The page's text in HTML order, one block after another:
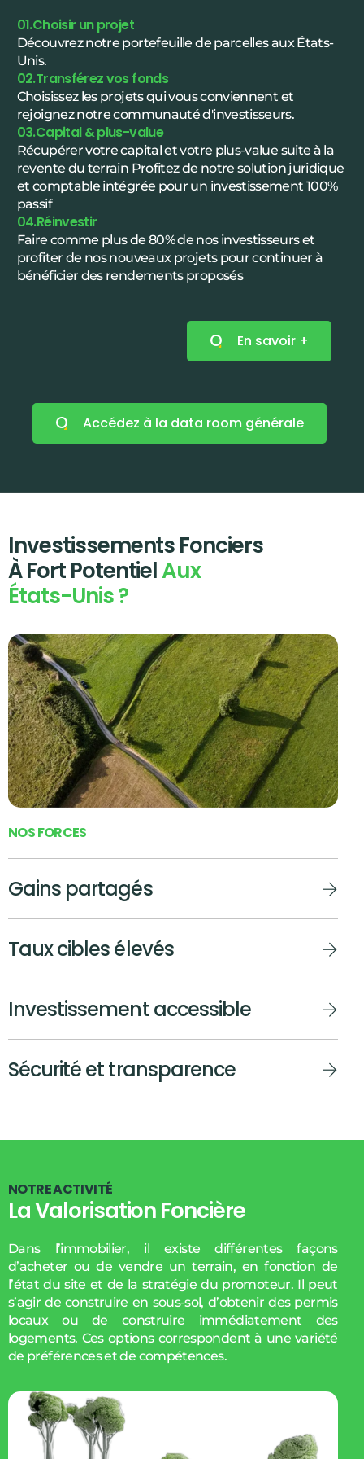
01.Choisir un projet
Découvrez notre portefeuille de parcelles aux États-
Unis.
02.Transférez vos fonds
Choisissez les projets qui vous conviennent et
rejoignez notre communauté d'investisseurs.
03.Capital & plus-value
Récupérer votre capital et votre plus-value suite à la
revente du terrain Profitez de notre solution juridique
et comptable intégrée pour un investissement 100%
passif
04.Réinvestir
Faire comme plus de 80% de nos investisseurs et
profiter de nos nouveaux projets pour continuer à
bénéficier des rendements proposés
En savoir +
Accédez à la data room générale
Investissements Fonciers
À Fort PotentielAux
États-Unis ?
NOSFORCES
Gains partagés
Taux cibles élevés
Investissement accessible
Sécurité et transparence
NOTREACTIVITÉ
La Valorisation Foncière
Dans l’immobilier, il existe différentes façons
d’acheter ou de vendre un terrain, en fonction de
l’état du site et de la stratégie du promoteur. Il peut
s’agir de construire en sous-sol, d’obtenir des permis
locaux ou de construire immédiatement des
logements. Ces options correspondent à une variété
de préférences et de compétences.